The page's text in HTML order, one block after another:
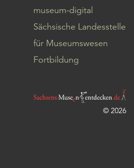
museum-digital
Sächsische Landesstelle
für Museumswesen
Fortbildung
© 2026